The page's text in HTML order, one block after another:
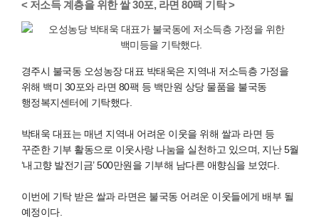
< 저소득 계층을 위한 쌀 30포, 라면 80팩 기탁 >
경주시 불국동 오성농장 대표 박태욱은 지역내 저소득층 가정을
위해 백미 30포와 라면 80팩 등 백만원 상당 물품을 불국동
행정복지센터에 기탁했다.
박태욱 대표는 매년 지역내 어려운 이웃을 위해 쌀과 라면 등
꾸준한 기부 활동으로 이웃사랑 나눔을 실천하고 있으며, 지난 5월
‘내고향 발전기금’ 500만원을 기부해 남다른 애향심을 보였다.
이번에 기탁 받은 쌀과 라면은 불국동 어려운 이웃들에게 배부 될
예정이다.